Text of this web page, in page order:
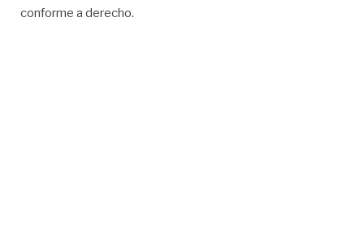
conforme a derecho.